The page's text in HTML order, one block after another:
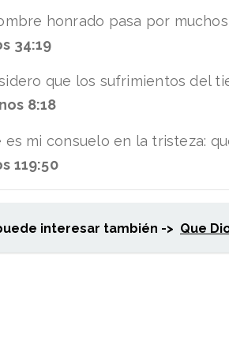
honrado pasa por
34:19
que los sufrimientos del
8:18
es mi consuelo en la tristeza:
119:50
interesar también -> Que